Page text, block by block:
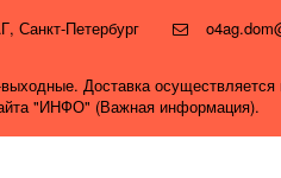
, Санкт-Петербург
Доставка
"ИНФО" (Важная информация).